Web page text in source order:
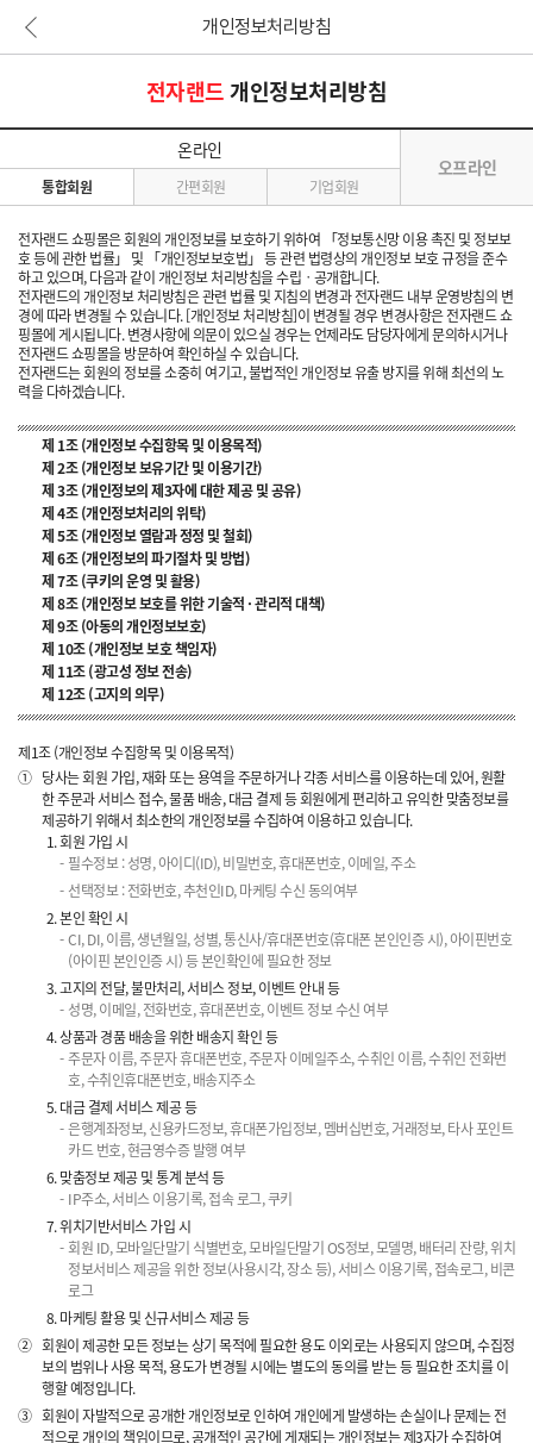
본문 바로가기
개인정보처리방침
전자랜드개인정보처리방침
온라인
오프라인
통합회원 간편회원 기업회원
전자랜드 쇼핑몰은 회원의 개인정보를 보호하기 위하여 「정보통신망 이용 촉진 및 정보보
호 등에 관한 법률」 및 「개인정보보호법」 등 관련 법령상의 개인정보 보호 규정을 준수
하고 있으며, 다음과 같이 개인정보 처리방침을 수립ㆍ공개합니다.
전자랜드의 개인정보 처리방침은 관련 법률 및 지침의 변경과 전자랜드 내부 운영방침의 변
경에 따라 변경될 수 있습니다. [개인정보 처리방침]이 변경될 경우 변경사항은 전자랜드 쇼
핑몰에 게시됩니다. 변경사항에 의문이 있으실 경우는 언제라도 담당자에게 문의하시거나
전자랜드 쇼핑몰을 방문하여 확인하실 수 있습니다.
전자랜드는 회원의 정보를 소중히 여기고, 불법적인 개인정보 유출 방지를 위해 최선의 노
력을 다하겠습니다.
제 1조 (개인정보 수집항목 및 이용목적)
제 2조 (개인정보 보유기간 및 이용기간)
제 3조 (개인정보의 제3자에 대한 제공 및 공유)
제 4조 (개인정보처리의 위탁)
제 5조 (개인정보 열람과 정정 및 철회)
제 6조 (개인정보의 파기절차 및 방법)
제 7조 (쿠키의 운영 및 활용)
제 8조 (개인정보 보호를 위한 기술적 · 관리적 대책)
제 9조 (아동의 개인정보보호)
제 10조 (개인정보 보호 책임자)
제 11조 (광고성 정보 전송)
제 12조 (고지의 의무)
제1조 (개인정보 수집항목 및 이용목적)
① 당사는 회원 가입, 재화 또는 용역을 주문하거나 각종 서비스를 이용하는데 있어, 원활
한 주문과 서비스 접수, 물품 배송, 대금 결제 등 회원에게 편리하고 유익한 맞춤정보를
제공하기 위해서 최소한의 개인정보를 수집하여 이용하고 있습니다.
회원 가입 시
필수정보 : 성명, 아이디(ID), 비밀번호, 휴대폰번호, 이메일, 주소
선택정보 : 전화번호, 추천인ID, 마케팅 수신 동의여부
본인 확인 시
CI, DI, 이름, 생년월일, 성별, 통신사/휴대폰번호(휴대폰 본인인증 시), 아이핀번호
(아이핀 본인인증 시) 등 본인확인에 필요한 정보
고지의 전달, 불만처리, 서비스 정보, 이벤트 안내 등
성명, 이메일, 전화번호, 휴대폰번호, 이벤트 정보 수신 여부
상품과 경품 배송을 위한 배송지 확인 등
주문자 이름, 주문자 휴대폰번호, 주문자 이메일주소, 수취인 이름, 수취인 전화번
호, 수취인휴대폰번호, 배송지주소
대금 결제 서비스 제공 등
은행계좌정보, 신용카드정보, 휴대폰가입정보, 멤버십번호, 거래정보, 타사 포인트
카드 번호, 현금영수증 발행 여부
맞춤정보 제공 및 통계 분석 등
IP주소, 서비스 이용기록, 접속 로그, 쿠키
위치기반서비스 가입 시
회원 ID, 모바일단말기 식별번호, 모바일단말기 OS정보, 모델명, 배터리 잔량, 위치
정보서비스 제공을 위한 정보(사용시각, 장소 등), 서비스 이용기록, 접속로그, 비콘
로그
마케팅 활용 및 신규서비스 제공 등
② 회원이 제공한 모든 정보는 상기 목적에 필요한 용도 이외로는 사용되지 않으며, 수집정
보의 범위나 사용 목적, 용도가 변경될 시에는 별도의 동의를 받는 등 필요한 조치를 이
행할 예정입니다.
③ 회원이 자발적으로 공개한 개인정보로 인하여 개인에게 발생하는 손실이나 문제는 전
적으로 개인의 책임이므로, 공개적인 공간에 게재되는 개인정보는 제3자가 수집하여